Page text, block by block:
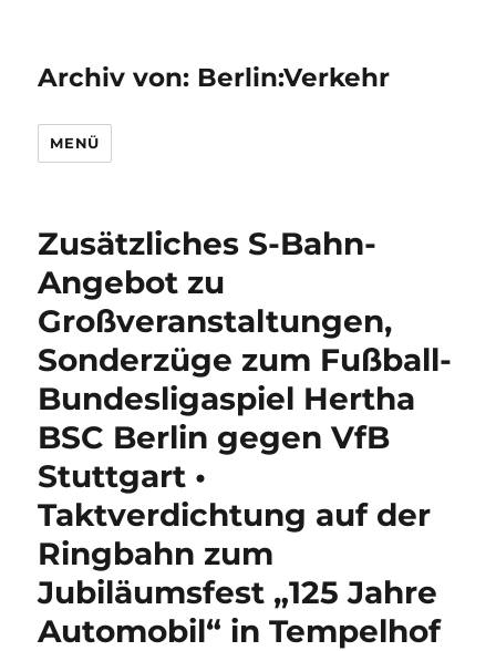
Archiv von: Berlin:Verkehr
MENÜ
Zusätzliches S-Bahn-
Angebot zu
Großveranstaltungen,
Sonderzüge zum Fußball-
Bundesligaspiel Hertha
BSC Berlin gegen VfB
Stuttgart •
Taktverdichtung auf der
Ringbahn zum
Jubiläumsfest „125 Jahre
Automobil“ in Tempelhof